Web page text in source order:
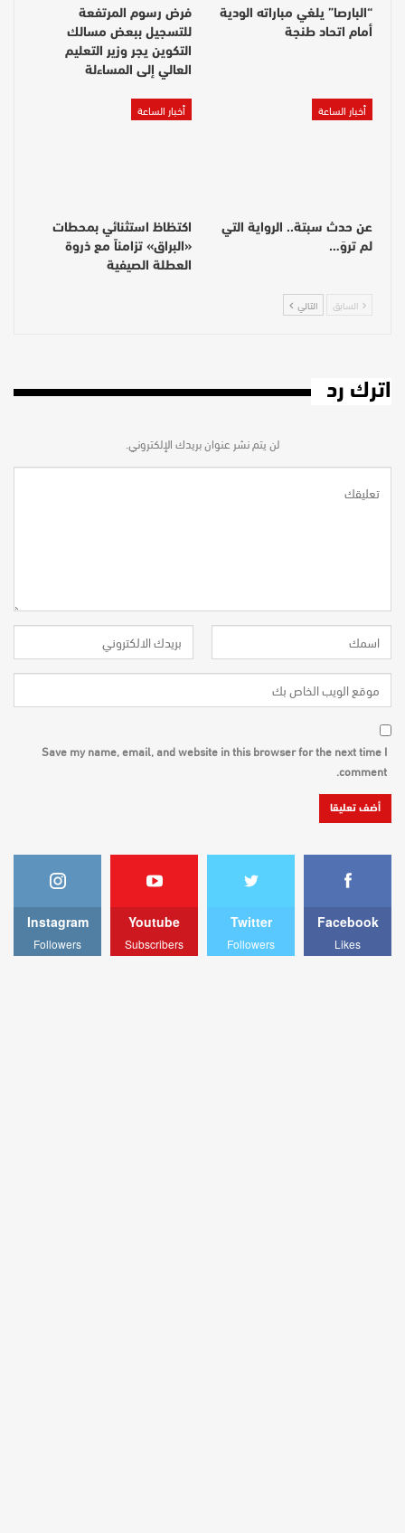
“البارصا” يلغي مباراته الودية
أمام اتحاد طنجة
فرض رسوم المرتفعة
للتسجيل ببعض مسالك
التكوين يجر وزير التعليم
العالي إلى المساءلة
أخبار الساعة
عن حدث سبتة.. الرواية التي
لم تروَ…
أخبار الساعة
اكتظاظ استثنائي بمحطات
«البراق» تزامناً مع ذروة
العطلة الصيفية
السابق التالي
اترك رد
لن يتم نشر عنوان بريدك الإلكتروني.
Save my name, email, and website in this browser for the next time I
comment.
Facebook
Likes
Twitter
Followers
Youtube
Subscribers
Instagram
Followers